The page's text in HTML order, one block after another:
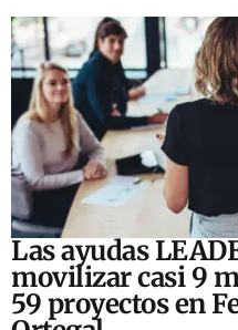
Las ayudas
movilizar casi 9
59 proyectos en